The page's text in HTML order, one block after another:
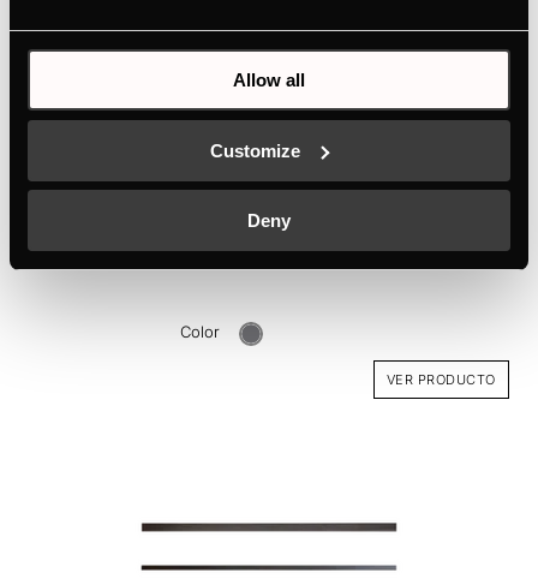
Allow all
Customize
Deny
Color
VER PRODUCTO